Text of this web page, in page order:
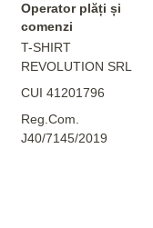
Operator plăți și
comenzi
T-SHIRT
REVOLUTION SRL
CUI 41201796
Reg.Com.
J40/7145/2019